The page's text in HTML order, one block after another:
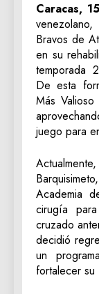
Caracas,
Bravos de
en su
temporada
De esta
Más
juego para
Academia
cirugía
cruzado
decidió
un
fortalecer su